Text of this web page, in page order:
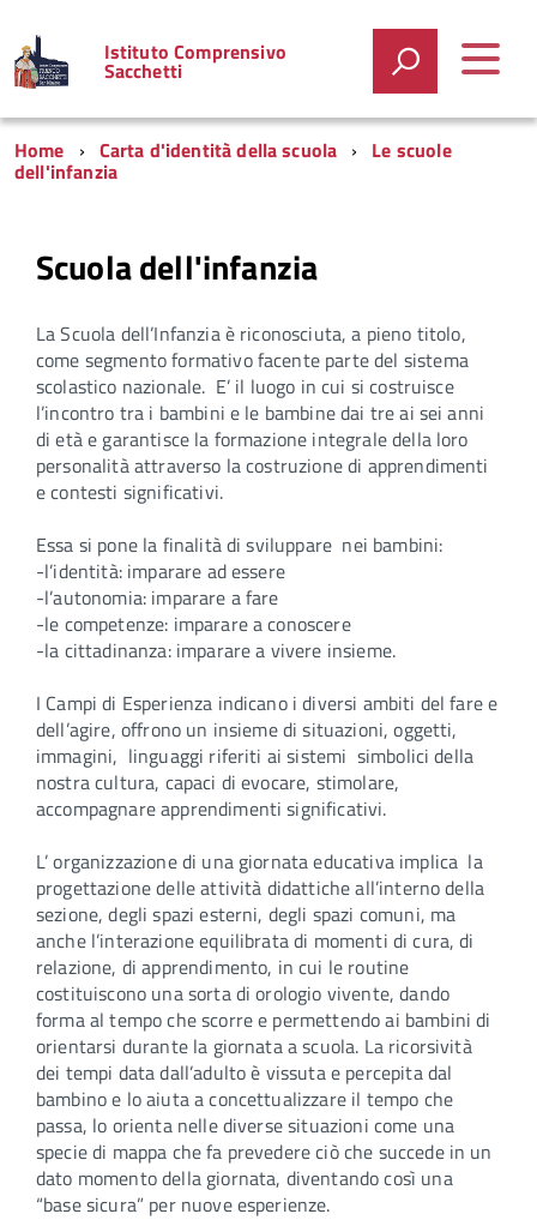
Istituto Comprensivo
Sacchetti
Home Carta d'identità della scuola Le scuole
dell'infanzia
Scuola dell'infanzia
La Scuola dell’Infanzia è riconosciuta, a pieno titolo,
come segmento formativo facente parte del sistema
scolastico nazionale. E’ il luogo in cui si costruisce
l’incontro tra i bambini e le bambine dai tre ai sei anni
di età e garantisce la formazione integrale della loro
personalità attraverso la costruzione di apprendimenti
e contesti significativi.
Essa si pone la finalità di sviluppare nei bambini:
-l’identità: imparare ad essere
-l’autonomia: imparare a fare
-le competenze: imparare a conoscere
-la cittadinanza: imparare a vivere insieme.
I Campi di Esperienza indicano i diversi ambiti del fare e
dell’agire, offrono un insieme di situazioni, oggetti,
immagini, linguaggi riferiti ai sistemi simbolici della
nostra cultura, capaci di evocare, stimolare,
accompagnare apprendimenti significativi.
L’ organizzazione di una giornata educativa implica la
progettazione delle attività didattiche all’interno della
sezione, degli spazi esterni, degli spazi comuni, ma
anche l’interazione equilibrata di momenti di cura, di
relazione, di apprendimento, in cui le routine
costituiscono una sorta di orologio vivente, dando
forma al tempo che scorre e permettendo ai bambini di
orientarsi durante la giornata a scuola. La ricorsività
dei tempi data dall’adulto è vissuta e percepita dal
bambino e lo aiuta a concettualizzare il tempo che
passa, lo orienta nelle diverse situazioni come una
specie di mappa che fa prevedere ciò che succede in un
dato momento della giornata, diventando così una
“base sicura” per nuove esperienze.